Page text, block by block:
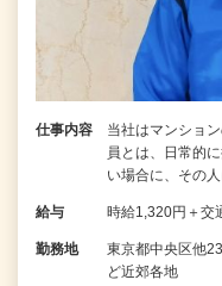
仕事内容
当社はマンショ
員とは、日常的
い場合に、その
給与 時給1,320円＋交
勤務地
東京都中央区他
ど近郊各地